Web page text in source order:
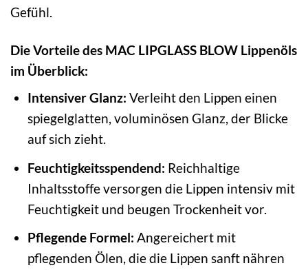
Gefühl.
Die Vorteile des MAC LIPGLASS BLOW Lippenöls
im Überblick:
Intensiver Glanz: Verleiht den Lippen einen
spiegelglatten, voluminösen Glanz, der Blicke
auf sich zieht.
Feuchtigkeitsspendend: Reichhaltige
Inhaltsstoffe versorgen die Lippen intensiv mit
Feuchtigkeit und beugen Trockenheit vor.
Pflegende Formel: Angereichert mit
pflegenden Ölen, die die Lippen sanft nähren